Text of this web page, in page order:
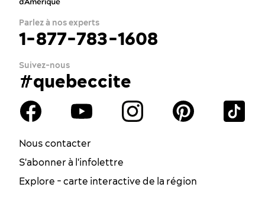
Parlez à nos experts
1-877-783-1608
Suivez-nous
#quebeccite
Nous contacter
S'abonner à l'infolettre
Explore - carte interactive de la région